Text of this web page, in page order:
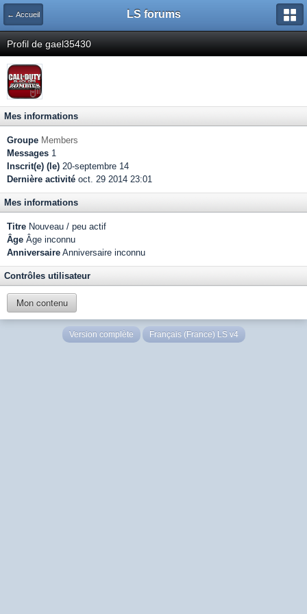
← Accueil LS forums
Profil de gael35430
Mes informations
Groupe Members
Messages 1
Inscrit(e) (le) 20-septembre 14
Dernière activité oct. 29 2014 23:01
Mes informations
Titre Nouveau / peu actif
Âge Âge inconnu
Anniversaire Anniversaire inconnu
Contrôles utilisateur
Mon contenu
Version complète Français (France) LS v4